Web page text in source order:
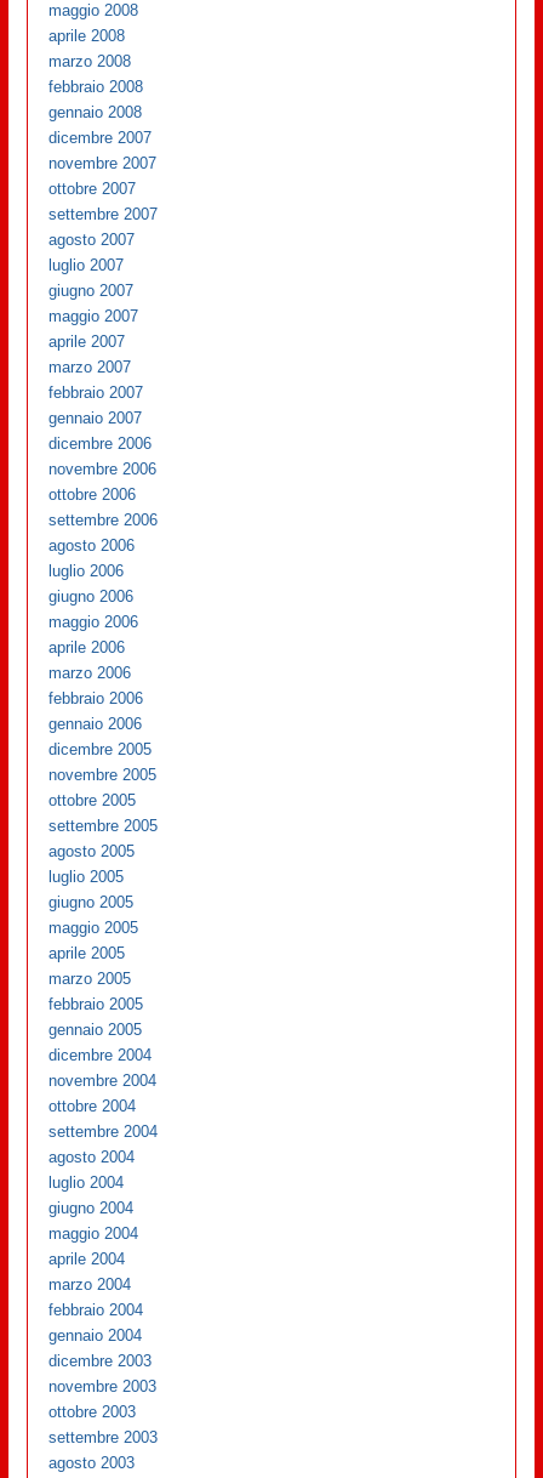
maggio 2008
aprile 2008
marzo 2008
febbraio 2008
gennaio 2008
dicembre 2007
novembre 2007
ottobre 2007
settembre 2007
agosto 2007
luglio 2007
giugno 2007
maggio 2007
aprile 2007
marzo 2007
febbraio 2007
gennaio 2007
dicembre 2006
novembre 2006
ottobre 2006
settembre 2006
agosto 2006
luglio 2006
giugno 2006
maggio 2006
aprile 2006
marzo 2006
febbraio 2006
gennaio 2006
dicembre 2005
novembre 2005
ottobre 2005
settembre 2005
agosto 2005
luglio 2005
giugno 2005
maggio 2005
aprile 2005
marzo 2005
febbraio 2005
gennaio 2005
dicembre 2004
novembre 2004
ottobre 2004
settembre 2004
agosto 2004
luglio 2004
giugno 2004
maggio 2004
aprile 2004
marzo 2004
febbraio 2004
gennaio 2004
dicembre 2003
novembre 2003
ottobre 2003
settembre 2003
agosto 2003